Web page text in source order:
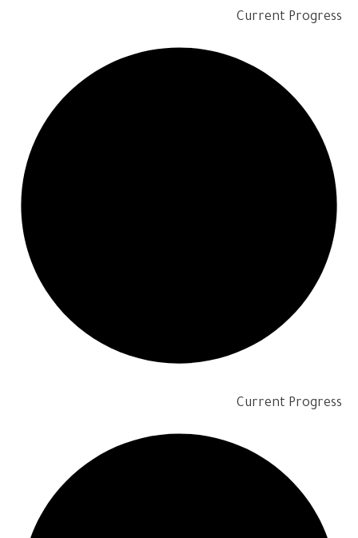
Current Progress
Current Progress